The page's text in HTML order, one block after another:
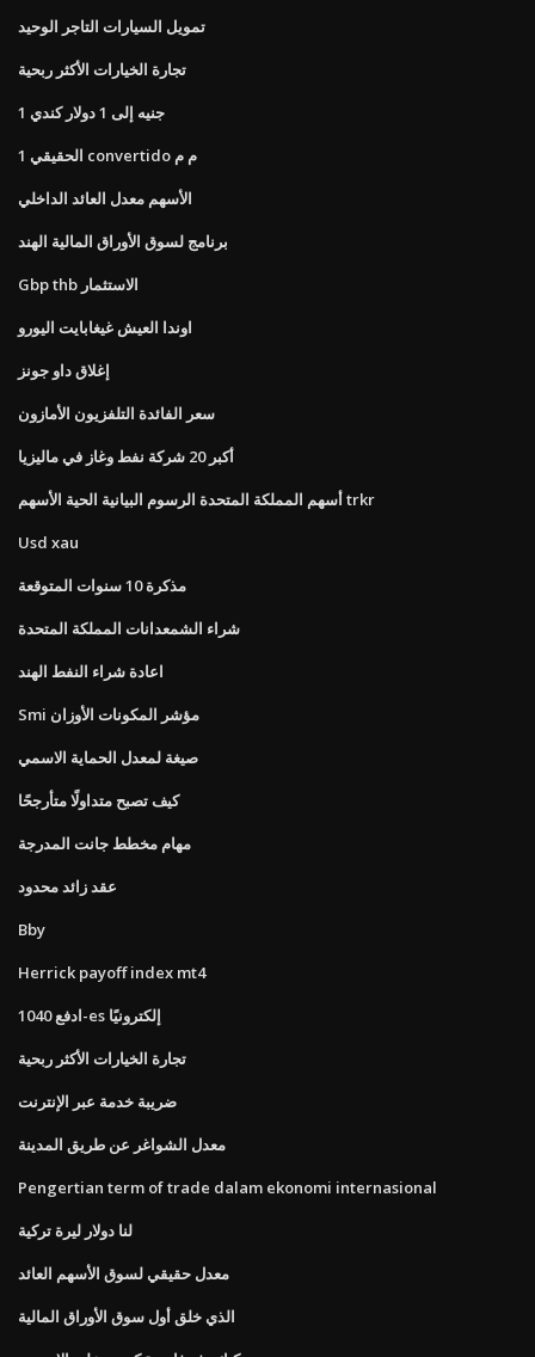
تمويل السيارات التاجر الوحيد
تجارة الخيارات الأكثر ربحية
1 جنيه إلى 1 دولار كندي
1 الحقيقي convertido م م
الأسهم معدل العائد الداخلي
برنامج لسوق الأوراق المالية الهند
Gbp thb الاستثمار
اوندا العيش غيغابايت اليورو
إغلاق داو جونز
سعر الفائدة التلفزيون الأمازون
أكبر 20 شركة نفط وغاز في ماليزيا
أسهم المملكة المتحدة الرسوم البيانية الحية الأسهم trkr
Usd xau
مذكرة 10 سنوات المتوقعة
شراء الشمعدانات المملكة المتحدة
اعادة شراء النفط الهند
Smi مؤشر المكونات الأوزان
صيغة لمعدل الحماية الاسمي
كيف تصبح متداولًا متأرجحًا
مهام مخطط جانت المدرجة
عقد زائد محدود
Bby
Herrick payoff index mt4
ادفع 1040-es إلكترونيًا
تجارة الخيارات الأكثر ربحية
ضريبة خدمة عبر الإنترنت
معدل الشواغر عن طريق المدينة
Pengertian term of trade dalam ekonomi internasional
لنا دولار ليرة تركية
معدل حقيقي لسوق الأسهم العائد
الذي خلق أول سوق الأوراق المالية